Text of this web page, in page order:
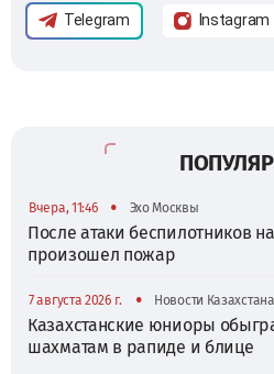
Telegram Instagram
Вчера, 11:46 • Эхо Москвы
После атаки беспилотников
произошел пожар
7 августа 2026 г. • Новости Казахстана
Казахстанские юниоры
шахматам в рапиде и блице